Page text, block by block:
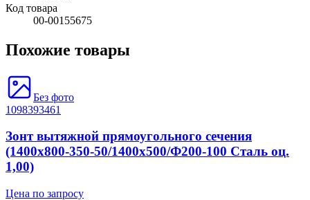
Код товара
00-00155675
Похожие товары
Без фото
1098393461
Зонт вытяжной прямоугольного сечения
(1400x800-350-50/1400x500/Ф200-100 Сталь оц.
1,00)
Цена по запросу